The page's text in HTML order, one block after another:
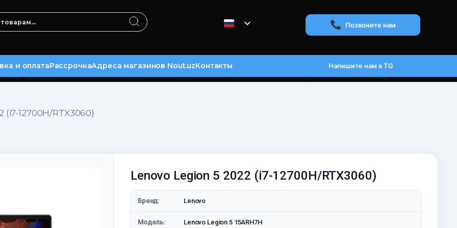
Позвоните нам
и оплатаРассрочкаАдреса магазинов Nout.uzКонтакты Напишите нам в TG
(i7-12700H/RTX3060)
Lenovo Legion 5 2022 (i7-12700H/RTX3060)
Бренд: Lenovo
Модель: Lenovo Legion 5 15ARH7H